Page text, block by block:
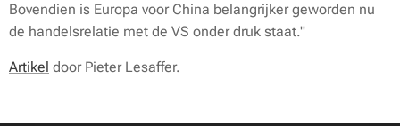
Bovendien is Europa voor China belangrijker geworden nu
de handelsrelatie met de VS onder druk staat."
Artikel door Pieter Lesaffer.